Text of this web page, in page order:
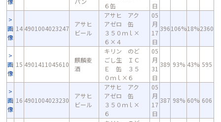
６缶
日
画
像
14 4901004023247
アサヒ
ビール
アサヒ アク
アゼロ 缶
３５０ｍｌ×
６×４
05
月
17
日
396106%18%2360
画
像
15 4901411045610
麒麟麦
酒
キリン のど
ごし生 ＩＣ
Ｅ 缶 ３５
０ｍｌ×６
05
月
31
日
389 93% 43% 595
画
像
16 4901004023230
アサヒ
ビール
アサヒ アク
アゼロ 缶
３５０ｍｌ×
６
05
月
17
日
387 98% 60% 606